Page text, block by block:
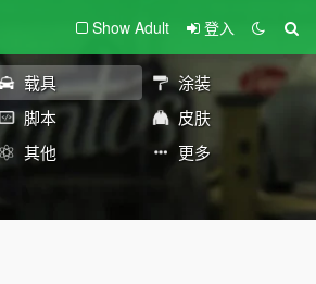
Show Adult 登入
载具
涂装
脚本
皮肤
其他 更多